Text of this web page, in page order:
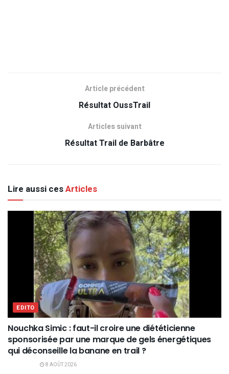
Article précédent
Résultat OussTrail
Articles suivant
Résultat Trail de Barbâtre
Lire aussi cesArticles
EDITO
Nouchka Simic : faut-il croire une diététicienne
sponsorisée par une marque de gels énergétiques
qui déconseille la banane en trail ?
8 AOÛT 2026